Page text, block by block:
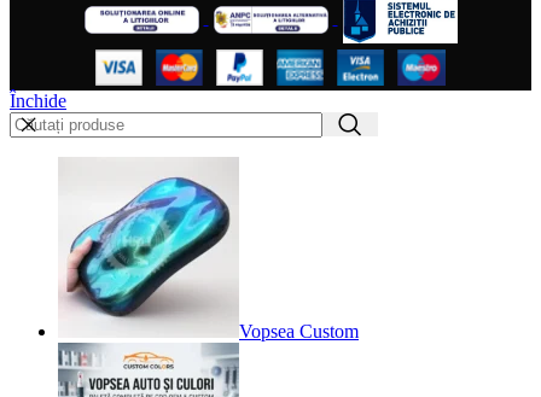
Închide
Vopsea Custom